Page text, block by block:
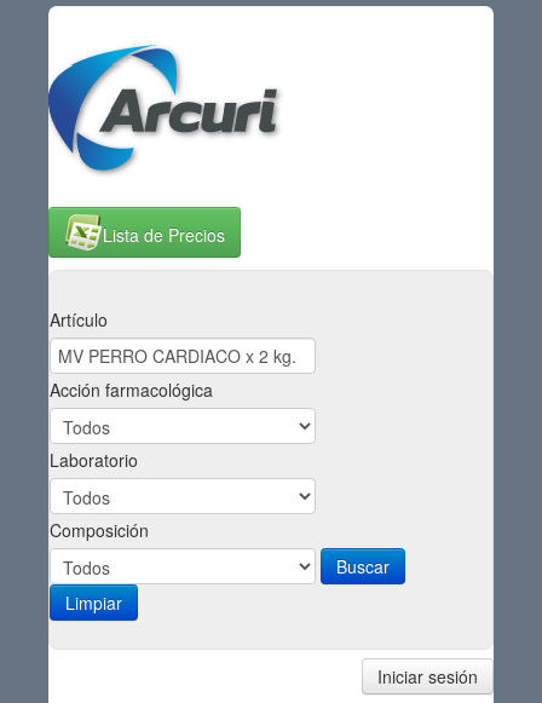
Lista de Precios
Artículo
Acción farmacológica
Laboratorio
Composición
Limpiar
Iniciar sesión